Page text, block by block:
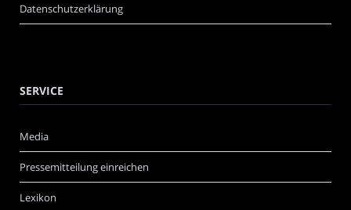
Datenschutzerklärung
SERVICE
Media
Pressemitteilung einreichen
Lexikon